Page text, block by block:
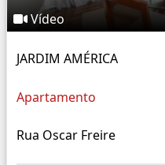
Vídeo
JARDIM AMÉRICA
Apartamento
Rua Oscar Freire